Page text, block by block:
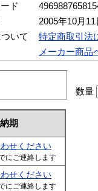
ド
2005年10月11
いて
特定商取引法
メーカー商品
納期
せください
にご連絡します
せください
にご連絡します
数量